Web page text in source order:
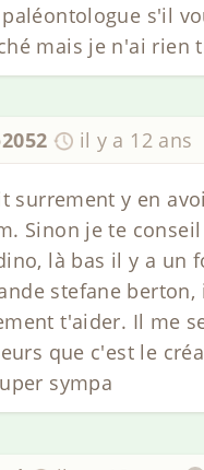
s'il
mais je n'ai rien
il y a 12 ans
surrement y en
Sinon je te
là bas il y a un
stefane berton,
t'aider. Il me
que c'est le
sympa